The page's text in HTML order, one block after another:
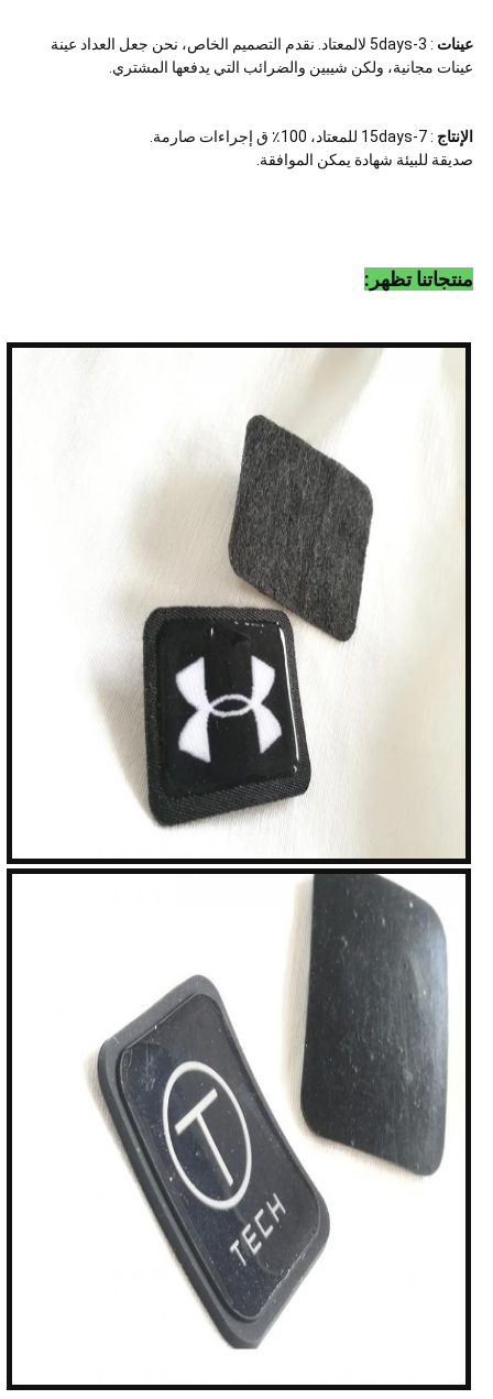
عينات : 3-5days لالمعتاد. نقدم التصميم الخاص، نحن جعل العداد عينة
عينات مجانية، ولكن شيبين والضرائب التي يدفعها المشتري.
الإنتاج : 7-15days للمعتاد، 100٪ ق إجراءات صارمة.
صديقة للبيئة شهادة يمكن الموافقة.
منتجاتنا تظهر: